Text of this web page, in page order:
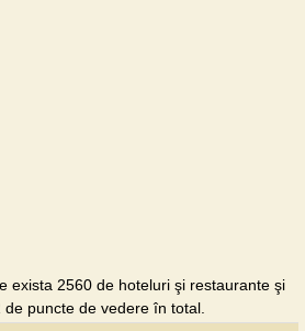
exista 2560 de hoteluri şi restaurante şi
puncte de vedere în total.